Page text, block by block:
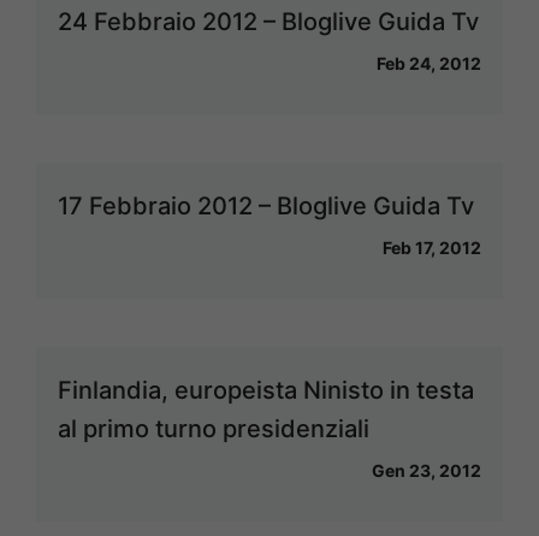
24 Febbraio 2012 – Bloglive Guida Tv
Feb 24, 2012
17 Febbraio 2012 – Bloglive Guida Tv
Feb 17, 2012
Finlandia, europeista Ninisto in testa
al primo turno presidenziali
Gen 23, 2012